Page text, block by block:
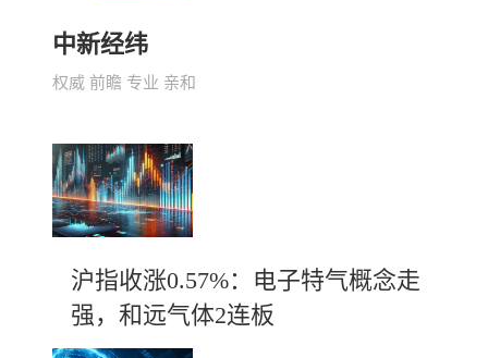
中新经纬
权威 前瞻 专业 亲和
沪指收涨0.57%：电子特气概念走
强，和远气体2连板